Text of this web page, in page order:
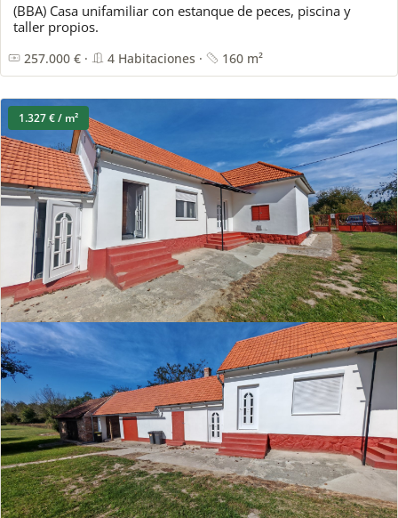
(BBA) Casa unifamiliar con estanque de peces, piscina y
taller propios.
257.000 € · 4 Habitaciones · 160 m²
1.327 € / m²